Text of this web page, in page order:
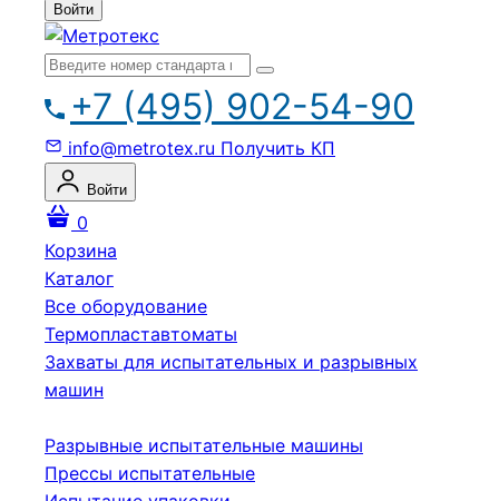
Войти
+7 (495) 902-54-90
info@metrotex.ru Получить КП
Войти
0
Корзина
Каталог
Все оборудование
Термопластавтоматы
Захваты для испытательных и разрывных
машин
Разрывные испытательные машины
Прессы испытательные